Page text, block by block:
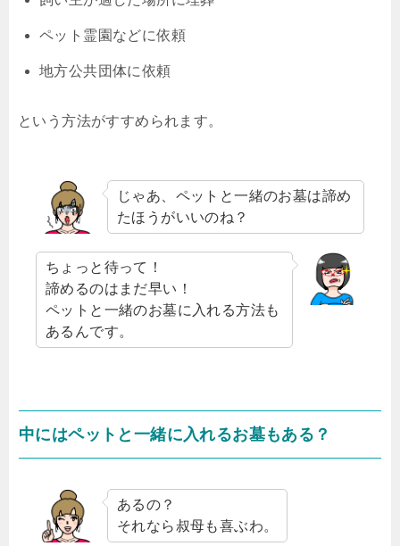
ペット霊園などに依頼
地方公共団体に依頼
という方法がすすめられます。
じゃあ、ペットと一緒のお墓は諦め
たほうがいいのね？
ちょっと待って！
諦めるのはまだ早い！
ペットと一緒のお墓に入れる方法も
あるんです。
中にはペットと一緒に入れるお墓もある？
あるの？
それなら叔母も喜ぶわ。